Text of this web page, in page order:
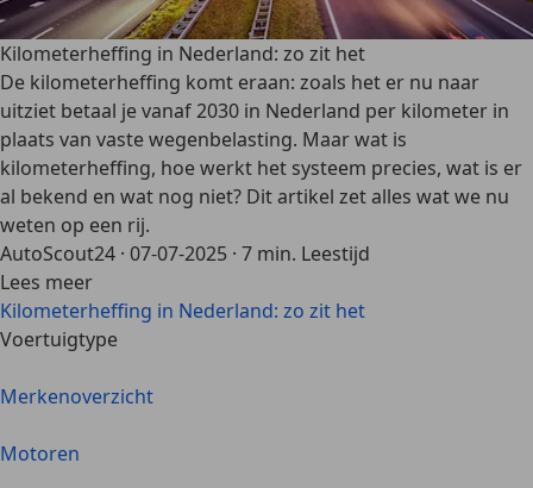
Kilometerheffing in Nederland: zo zit het
De kilometerheffing komt eraan: zoals het er nu naar
uitziet betaal je vanaf 2030 in Nederland per kilometer in
plaats van vaste wegenbelasting. Maar wat is
kilometerheffing, hoe werkt het systeem precies, wat is er
al bekend en wat nog niet? Dit artikel zet alles wat we nu
weten op een rij.
AutoScout24 · 07-07-2025 · 7 min. Leestijd
Lees meer
Kilometerheffing in Nederland: zo zit het
Voertuigtype
Merkenoverzicht
Motoren